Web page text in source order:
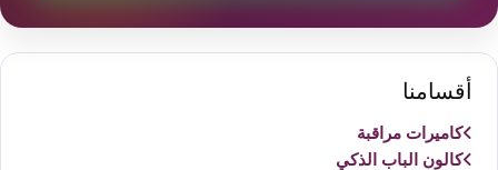
أقسامنا
كاميرات مراقبة
كالون الباب الذكي